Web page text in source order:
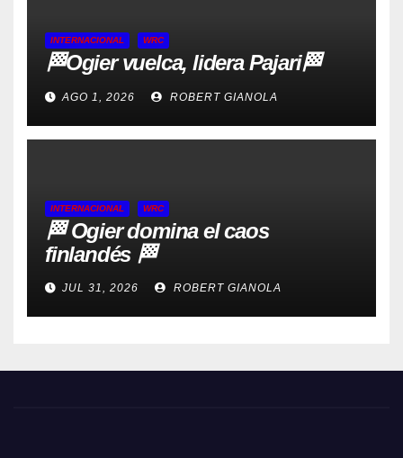
INTERNACIONAL WRC
🏁Ogier vuelca, lidera Pajari🏁
AGO 1, 2026 ROBERT GIANOLA
INTERNACIONAL WRC
🏁 Ogier domina el caos
finlandés 🏁
JUL 31, 2026 ROBERT GIANOLA